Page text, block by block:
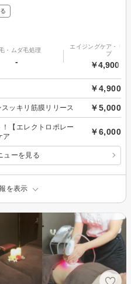
・ムダ毛処理
-
エイジングケア・リ
プ
￥4,900～
￥4,900
ッキリ筋膜リリース ￥5,000
【エレクトロポレー
ア
￥6,000
ューを見る
を表示